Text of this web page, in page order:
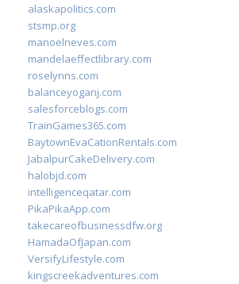
alaskapolitics.com
stsmp.org
manoelneves.com
mandelaeffectlibrary.com
roselynns.com
balanceyoganj.com
salesforceblogs.com
TrainGames365.com
BaytownEvaCationRentals.com
JabalpurCakeDelivery.com
halobjd.com
intelligenceqatar.com
PikaPikaApp.com
takecareofbusinessdfw.org
HamadaOfJapan.com
VersifyLifestyle.com
kingscreekadventures.com